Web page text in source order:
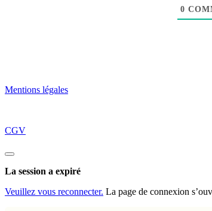
0
Mentions légales
CGV
Fermez
boite
dialogue
La session a expiré
Veuillez vous reconnecter. La page de connexion